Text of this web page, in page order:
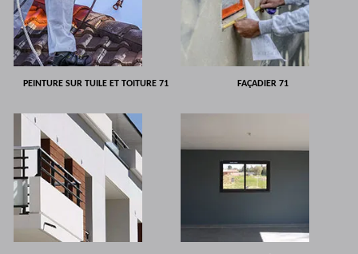
PEINTURE SUR TUILE ET TOITURE 71 FAÇADIER 71